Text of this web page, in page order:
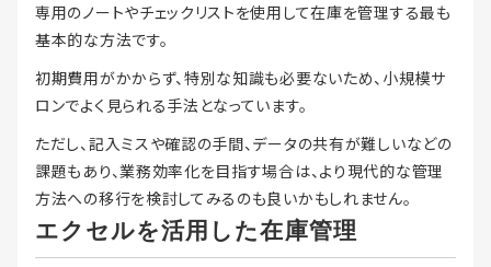
専用のノートやチェックリストを使用して在庫を管理する最も
基本的な方法です。
初期費用がかからず、特別な知識も必要ないため、小規模サ
ロンでよく見られる手法となっています。
ただし、記入ミスや確認の手間、データの共有が難しいなどの
課題もあり、業務効率化を目指す場合は、より現代的な管理
方法への移行を検討してみるのも良いかもしれません。
エクセルを活用した在庫管理